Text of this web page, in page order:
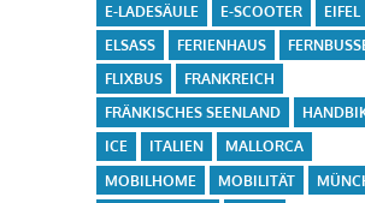
E-LADESÄULE
E-SCOOTER
EIFEL
ELSASS
FERIENHAUS
FLIXBUS
FRANKREICH
FRÄNKISCHES SEENLAND
ICE
ITALIEN
MALLORCA
MOBILHOME
MOBILITÄT